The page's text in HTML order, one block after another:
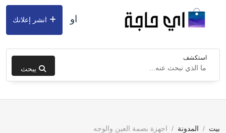
استكشف
يبحث
او انشر إعلانك
بيت المدونة اجهزة بصمة العين والوجه